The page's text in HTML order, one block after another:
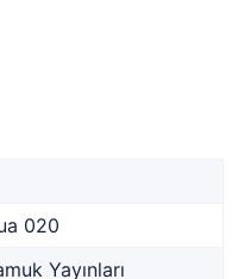
020
Yayınları